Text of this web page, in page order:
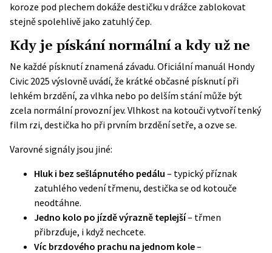
koroze pod plechem dokáže destičku v drážce zablokovat
stejně spolehlivě jako zatuhlý čep.
Kdy je pískání normální a kdy už ne
Ne každé písknutí znamená závadu. Oficiální manuál Hondy
Civic 2025 výslovně uvádí, že krátké občasné písknutí při
lehkém brzdění, za vlhka nebo po delším stání může být
zcela normální provozní jev. Vlhkost na kotouči vytvoří tenký
film rzi, destička ho při prvním brzdění setře, a ozve se.
Varovné signály jsou jiné:
Hluk i bez sešlápnutého pedálu – typický příznak
zatuhlého vedení třmenu, destička se od kotouče
neodtáhne.
Jedno kolo po jízdě výrazně teplejší– třmen
přibrzďuje, i když nechcete.
Víc brzdového prachu na jednom kole–